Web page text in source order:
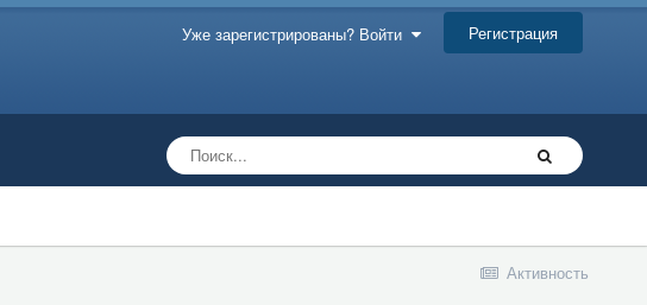
Уже зарегистрированы? Войти Регистрация
Активность